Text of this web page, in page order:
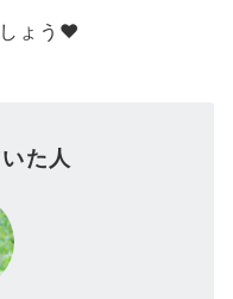
ょう❤
た人